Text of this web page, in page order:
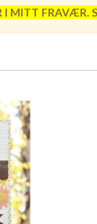
FRAVÆR.